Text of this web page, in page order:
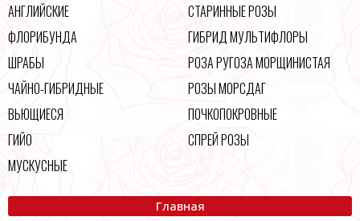
АНГЛИЙСКИЕ
ФЛОРИБУНДА
ШРАБЫ
ЧАЙНО-ГИБРИДНЫЕ
ВЬЮЩИЕСЯ
ГИЙО
МУСКУСНЫЕ
СТАРИННЫЕ РОЗЫ
ГИБРИД МУЛЬТИФЛОРЫ
РОЗА РУГОЗА МОРЩИНИСТАЯ
РОЗЫ МОРСДАГ
ПОЧКОПОКРОВНЫЕ
СПРЕЙ РОЗЫ
Главная